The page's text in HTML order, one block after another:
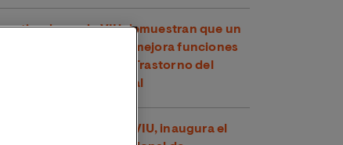
de VIU demuestran que un
del té verde mejora funciones
en niños con Trastorno del
Alcohólico Fetal
García, docente de VIU, inaugura el